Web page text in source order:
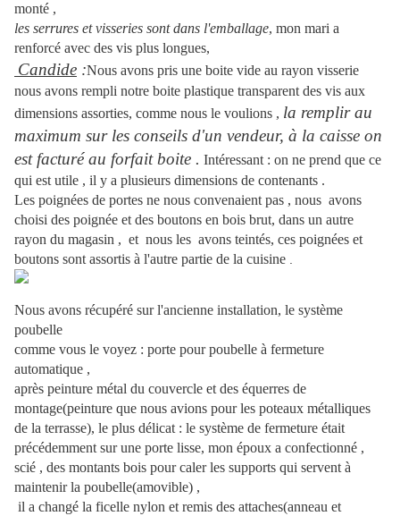
monté ,
les serrures et visseries sont dans l'emballage, mon mari a
renforcé avec des vis plus longues,
Candide :Nous avons pris une boite vide au rayon visserie
nous avons rempli notre boite plastique transparent des vis aux
dimensions assorties, comme nous le voulions , la remplir au
maximum sur les conseils d'un vendeur, à la caisse on
est facturé au forfait boite . Intéressant : on ne prend que ce
qui est utile , il y a plusieurs dimensions de contenants .
Les poignées de portes ne nous convenaient pas , nous avons
choisi des poignée et des boutons en bois brut, dans un autre
rayon du magasin , et nous les avons teintés, ces poignées et
boutons sont assortis à l'autre partie de la cuisine
Nous avons récupéré sur l'ancienne installation, le système
poubelle
comme vous le voyez : porte pour poubelle à fermeture
automatique ,
après peinture métal du couvercle et des équerres de
montage(peinture que nous avions pour les poteaux métalliques
de la terrasse), le plus délicat : le système de fermeture était
précédemment sur une porte lisse, mon époux a confectionné ,
scié , des montants bois pour caler les supports qui servent à
maintenir la poubelle(amovible) ,
il a changé la ficelle nylon et remis des attaches(anneau et